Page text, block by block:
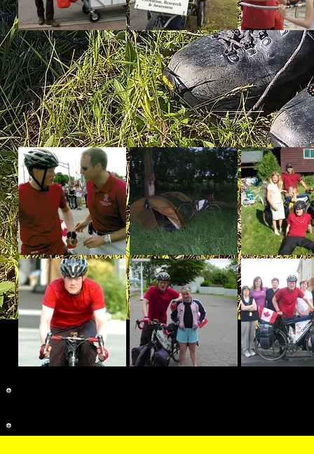
Vous canLocaliser the communautés
et datesla tournée There & Back
Canada passera parZoomentrer
etCliquez sursur
la piste de minuscules feuilles
d'érable.
Dates à